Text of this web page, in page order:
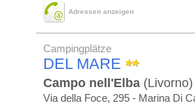
Adressen anzeigen
Campingplätze
DEL MARE
Campo nell'Elba (Livorno)
Via della Foce, 295 - Marina Di